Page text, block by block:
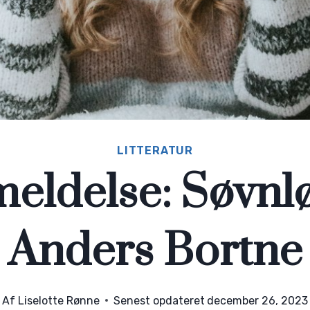
LITTERATUR
Anders Bortne
Af Liselotte Rønne Senest opdateret december 26, 2023